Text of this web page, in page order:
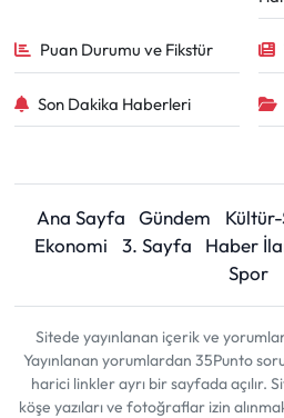
Puan Durumu ve Fikstür
Son Dakika Haberleri
Ana Sayfa Gündem
Ekonomi
3. Sayfa Haber
Spor
Sitede yayınlanan içerik ve
Yayınlanan yorumlardan 35Punto
harici linkler ayrı bir sayfada açılır.
köşe yazıları ve fotoğraflar izin